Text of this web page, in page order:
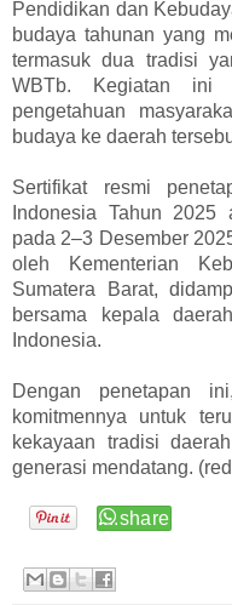
Pendidikan dan
budaya tahunan yang
termasuk dua tradisi
WBTb. Kegiatan ini
pengetahuan
budaya ke daerah
Sertifikat resmi
Indonesia Tahun 2025
pada 2–3 Desember
oleh Kementerian
Sumatera Barat,
bersama kepala
Indonesia.
Dengan penetapan
komitmennya untuk
kekayaan tradisi
generasi mendatang.